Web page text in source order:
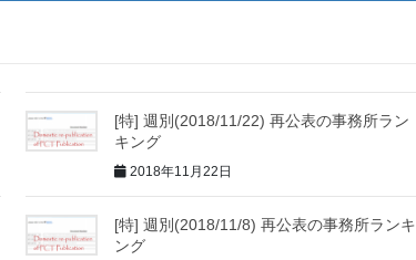
[特] 週別(2018/11/22) 再公表の事務所ラン
キング
2018年11月22日
[特] 週別(2018/11/8) 再公表の事務所ランキ
ング